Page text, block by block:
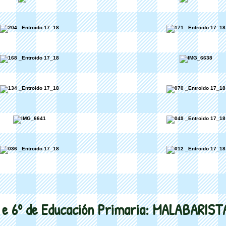
e 6º de Educación Primaria: